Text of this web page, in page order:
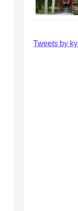
Tweets by